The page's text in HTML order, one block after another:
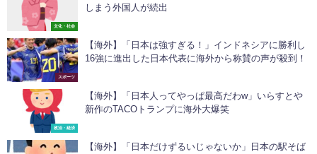
文化・社会
しまう外国人が続出
スポーツ
【海外】「日本は強すぎる！」インドネシアに勝利し
16強に進出した日本代表に海外から称賛の声が殺到！
政治・経済
【海外】「日本人ってやっぱ最高だわw」いらすとや
新作のTACOトランプに海外大爆笑
【海外】「日本だけずるいじゃないか」日本の駅そば